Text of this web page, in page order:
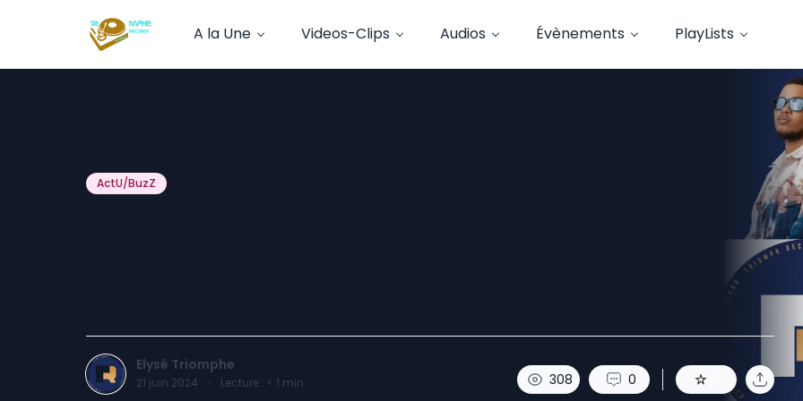
A la Une Videos-Clips Audios Évènements PlayLists
ActU/BuzZ
Elysé Triomphe
21 juin 2024 · Lecture : < 1 min 308 0